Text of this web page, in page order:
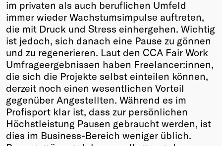
im privaten als auch beruflichen Umfeld
immer wieder Wachstumsimpulse auftreten,
die mit Druck und Stress einhergehen. Wichtig
ist jedoch, sich danach eine Pause zu gönnen
und zu regenerieren. Laut den CCA Fair Work
Umfrageergebnissen haben Freelancer:innen,
die sich die Projekte selbst einteilen können,
derzeit noch einen wesentlichen Vorteil
gegenüber Angestellten. Während es im
Profisport klar ist, dass zur persönlichen
Höchstleistung Pausen gebraucht werden, ist
dies im Business-Bereich weniger üblich.